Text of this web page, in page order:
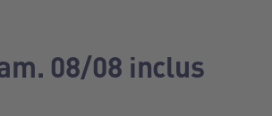
08/08 inclus